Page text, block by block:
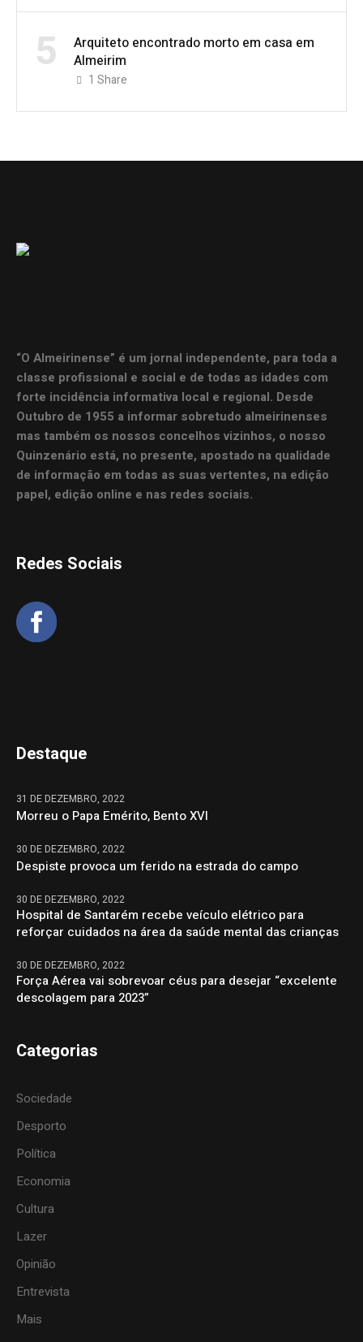
5
Arquiteto encontrado morto em casa em
Almeirim
1 Share
“O Almeirinense” é um jornal independente, para toda a
classe profissional e social e de todas as idades com
forte incidência informativa local e regional. Desde
Outubro de 1955 a informar sobretudo almeirinenses
mas também os nossos concelhos vizinhos, o nosso
Quinzenário está, no presente, apostado na qualidade
de informação em todas as suas vertentes, na edição
papel, edição online e nas redes sociais.
Redes Sociais
Destaque
31 DE DEZEMBRO, 2022
Morreu o Papa Emérito, Bento XVI
30 DE DEZEMBRO, 2022
Despiste provoca um ferido na estrada do campo
30 DE DEZEMBRO, 2022
Hospital de Santarém recebe veículo elétrico para
reforçar cuidados na área da saúde mental das crianças
30 DE DEZEMBRO, 2022
Força Aérea vai sobrevoar céus para desejar “excelente
descolagem para 2023”
Categorias
Sociedade
Desporto
Política
Economia
Cultura
Lazer
Opinião
Entrevista
Mais